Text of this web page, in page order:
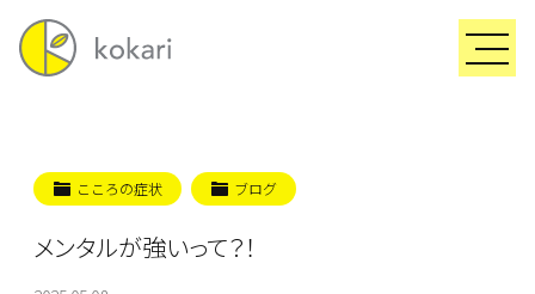
こころの症状 ブログ
メンタルが強いって？！